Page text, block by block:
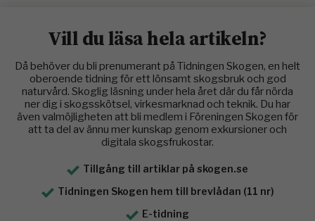
Vill du läsa hela artikeln?
Då behöver du bli prenumerant på Tidningen Skogen, en helt
oberoende tidning för ett lönsamt skogsbruk och god
naturvård. Skoglig läsning under hela året där du får nörda
ner dig i skogsskötsel, virkesmarknad och teknik. Du har
även valmöjligheten att bli medlem i Föreningen Skogen för
att ta del av ännu mer kunskap genom exkursioner och
digitala skogsfrukostar.
Tillgång till artiklar på skogen.se
Tidningen Skogen hem till brevlådan (11 nr)
E-tidning